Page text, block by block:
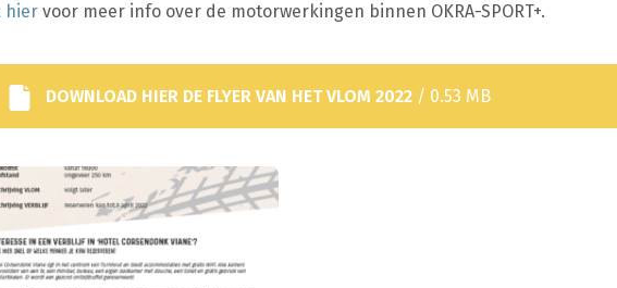
hier voor meer info over de motorwerkingen binnen OKRA-SPORT+.
DOWNLOAD HIER DE FLYER VAN HET VLOM 2022 / 0.53 MB